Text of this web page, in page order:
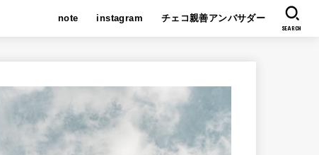
note instagram チェコ親善アンバサダー
SEARCH